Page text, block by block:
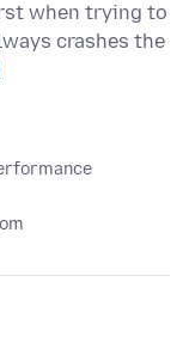
when trying to
crashes the